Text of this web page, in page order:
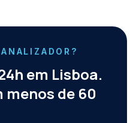
em Lisboa.
menos de 60